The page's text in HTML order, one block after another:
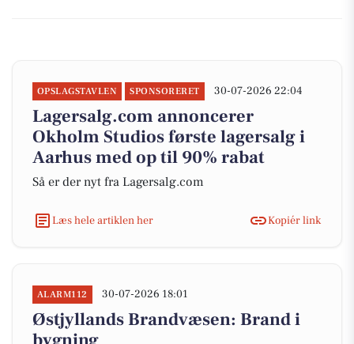
OPSLAGSTAVLEN SPONSORERET 30-07-2026 22:04
Lagersalg.com annoncerer
Okholm Studios første lagersalg i
Aarhus med op til 90% rabat
Så er der nyt fra Lagersalg.com
Læs hele artiklen her Kopiér link
ALARM112 30-07-2026 18:01
Østjyllands Brandvæsen: Brand i